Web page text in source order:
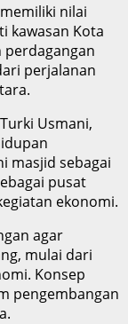
nilai
kawasan Kota
perdagangan
perjalanan
Usmani,
masjid sebagai
pusat
ekonomi.
agar
mulai dari
Konsep
pengembangan